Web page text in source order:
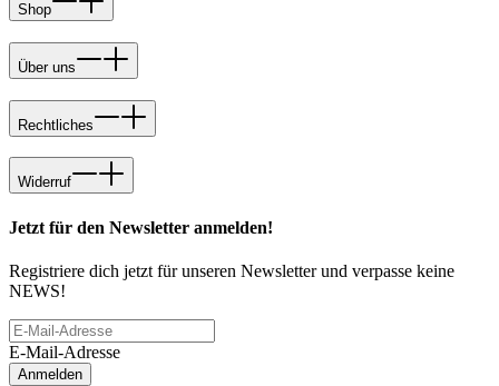
Shop
Über uns
Rechtliches
Widerruf
Jetzt für den Newsletter anmelden!
Registriere dich jetzt für unseren Newsletter und verpasse keine
NEWS!
E-Mail-Adresse
Anmelden